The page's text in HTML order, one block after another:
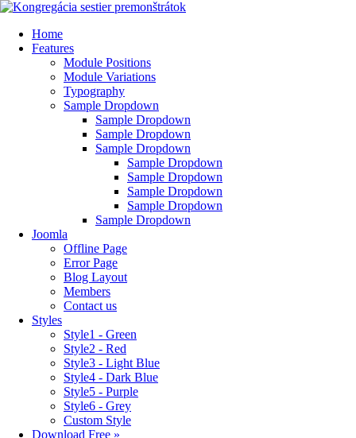
Home
Features
Module Positions
Module Variations
Typography
Sample Dropdown
Sample Dropdown
Sample Dropdown
Sample Dropdown
Sample Dropdown
Sample Dropdown
Sample Dropdown
Sample Dropdown
Sample Dropdown
Joomla
Offline Page
Error Page
Blog Layout
Members
Contact us
Styles
Style1 - Green
Style2 - Red
Style3 - Light Blue
Style4 - Dark Blue
Style5 - Purple
Style6 - Grey
Custom Style
Download Free »